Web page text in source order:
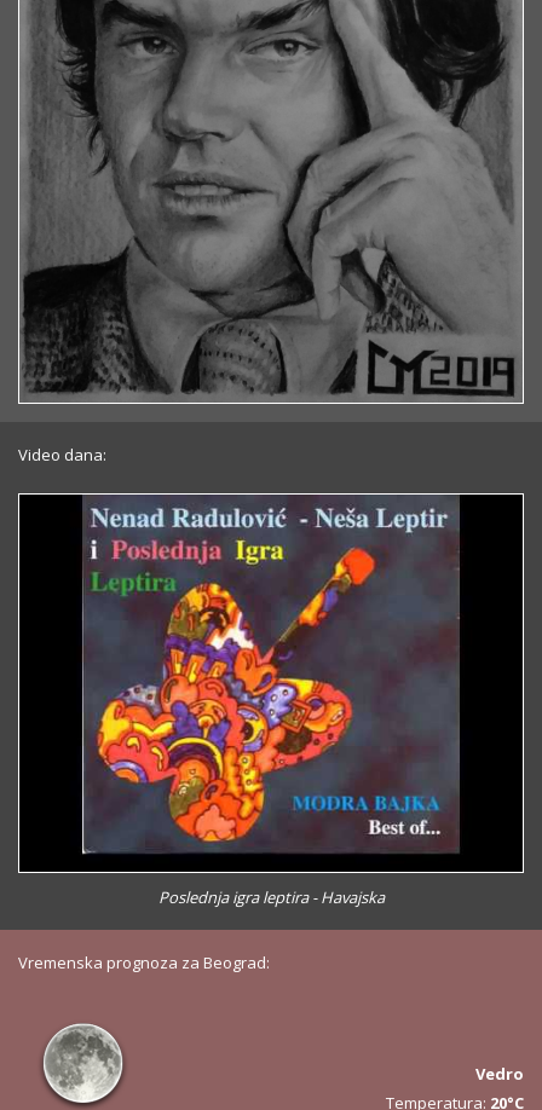
Video dana:
Poslednja igra leptira - Havajska
Vremenska prognoza za Beograd:
Vedro
Temperatura: 20°C